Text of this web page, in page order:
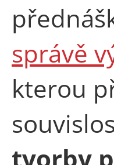
správě
kterou
tvorby